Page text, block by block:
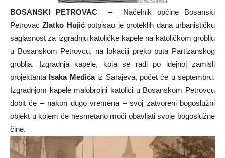
BOSANSKI PETROVAC
– Načelnik općine Bosanski
PetrovacZlatko Hujićpotpisao je proteklih dana urbanističku
saglasnost za izgradnju katoličke kapele na katoličkom groblju
u Bosanskom Petrovcu, na lokaciji preko puta Partizanskog
groblja. Izgradnja kapele, koja se radi po idejnoj zamisli
projektanta Isaka Medićaiz Sarajeva, počet će u septembru.
Izgradnjom kapele malobrojni katolici u Bosanskom Petrovcu
dobit će – nakon dugo vremena – svoj zatvoreni bogoslužni
objekt u kojem će nesmetano moći obavljati svoje bogoslužne
čine.